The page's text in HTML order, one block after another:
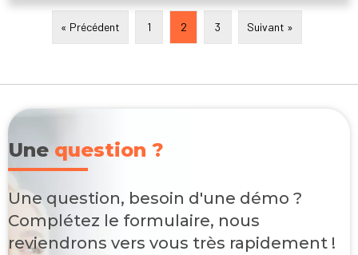
« Précédent 1 2 3 Suivant »
Une question ?
Une question, besoin d'une démo ?
Complétez le formulaire, nous
reviendrons vers vous très rapidement !